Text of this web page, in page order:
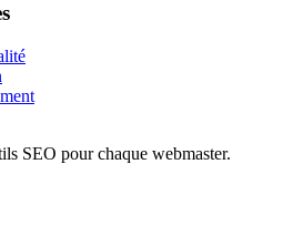
SEO pour chaque webmaster.